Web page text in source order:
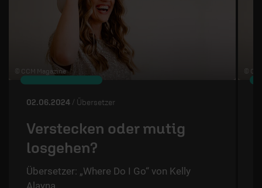
© CCM Magazine
02.06.2024 / Übersetzer
Verstecken oder mutig
losgehen?
Übersetzer: „Where Do I Go“ von Kelly
©